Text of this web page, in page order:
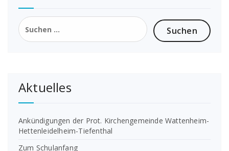
Suchen
nach:
Aktuelles
Ankündigungen der Prot. Kirchengemeinde Wattenheim-
Hettenleidelheim-Tiefenthal
Zum Schulanfang